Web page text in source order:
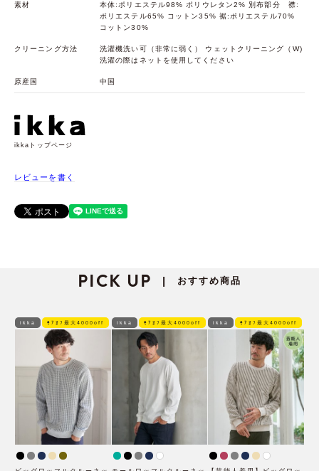
素材
本体:ポリエステル98% ポリウレタン2% 別布部分 襟:
ポリエステル65% コットン35% 裾:ポリエステル70%
コットン30%
クリーニング方法
洗濯機洗い可（非常に弱く） ウェットクリーニング（W)
洗濯の際はネットを使用してください
原産国 中国
ikkaトップページ
レビューを書く
PICK UP | おすすめ商品
ikka ﾓｱｵﾌ最大4000off ikka ﾓｱｵﾌ最大4000off ikka ﾓｱｵﾌ最大4000off